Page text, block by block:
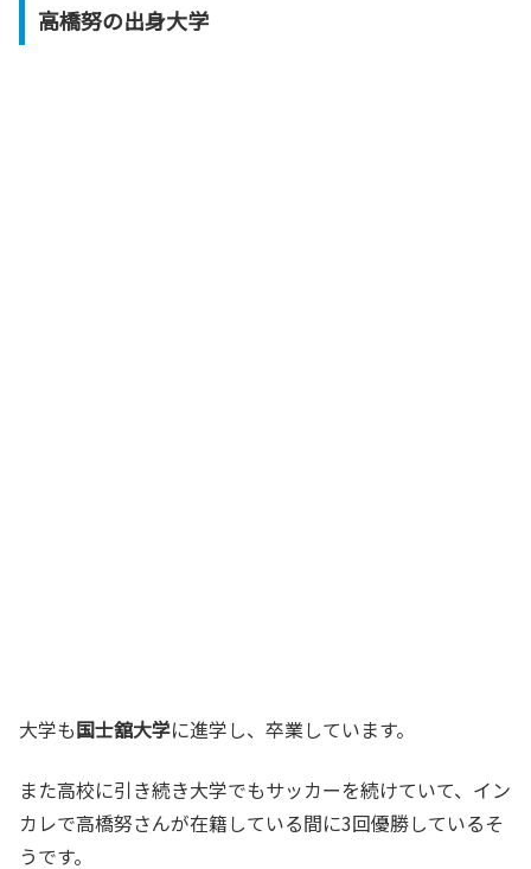
高橋努の出身大学
大学も国士舘大学に進学し、卒業しています。
また高校に引き続き大学でもサッカーを続けていて、イン
カレで高橋努さんが在籍している間に3回優勝しているそ
うです。